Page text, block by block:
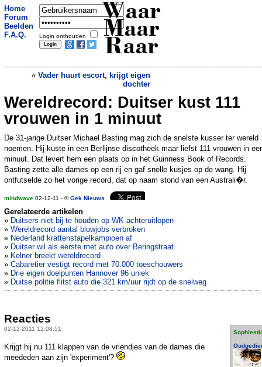
Home
Forum
Beelden
F.A.Q.
Login onthouden
Waar
Maar
Raar
« Vader huurt escort, krijgt eigen
dochter
Hazenlip reeds in embryo verholpen
Wereldrecord: Duitser kust 111
vrouwen in 1 minuut
De 31-jarige Duitser Michael Basting mag zich de snelste kusser ter wereld
noemen. Hij kuste in een Berlijnse discotheek maar liefst 111 vrouwen in
minuut. Dat levert hem een plaats op in het Guinness Book of Records.
Basting zette alle dames op een rij en gaf snelle kusjes op de wang. Hij
ontfutselde zo het vorige record, dat op naam stond van een Australi�r.
mindwave 02-12-11 - ©Gek Nieuws
Gerelateerde artikelen
» Duitsers niet bij te houden op WK achteruitlopen
» Wereldrecord aantal blowjobs verbroken
» Nederland krattenstapelkampioen af
» Duitser wil als eerste met auto over Beringstraat
» Kelner breekt wereldrecord
» Cabaretier vestigt record met 70.000 toeschouwers
» Drie eigen doelpunten Hannover 96 uniek
» Duitse politie flitst auto die 321 km/uur rijdt op de snelweg
Reacties
02-12-2011 12:08:51
Krijgt hij nu 111 klappen van de vriendjes van de dames die
meededen aan zijn 'experiment'?